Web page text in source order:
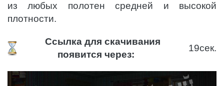
из любых полотен средней и высокой
плотности.
Ссылка для скачивания
появится через:
18сек.